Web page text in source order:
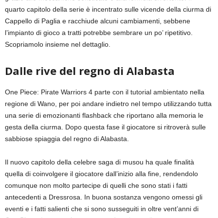
quarto capitolo della serie è incentrato sulle vicende della ciurma di
Cappello di Paglia e racchiude alcuni cambiamenti, sebbene
l’impianto di gioco a tratti potrebbe sembrare un po’ ripetitivo.
Scopriamolo insieme nel dettaglio.
Dalle rive del regno di Alabasta
One Piece: Pirate Warriors 4 parte con il tutorial ambientato nella
regione di Wano, per poi andare indietro nel tempo utilizzando tutta
una serie di emozionanti flashback che riportano alla memoria le
gesta della ciurma. Dopo questa fase il giocatore si ritroverà sulle
sabbiose spiaggia del regno di Alabasta.
Il nuovo capitolo della celebre saga di musou ha quale finalità
quella di coinvolgere il giocatore dall’inizio alla fine, rendendolo
comunque non molto partecipe di quelli che sono stati i fatti
antecedenti a Dressrosa. In buona sostanza vengono omessi gli
eventi e i fatti salienti che si sono susseguiti in oltre vent’anni di